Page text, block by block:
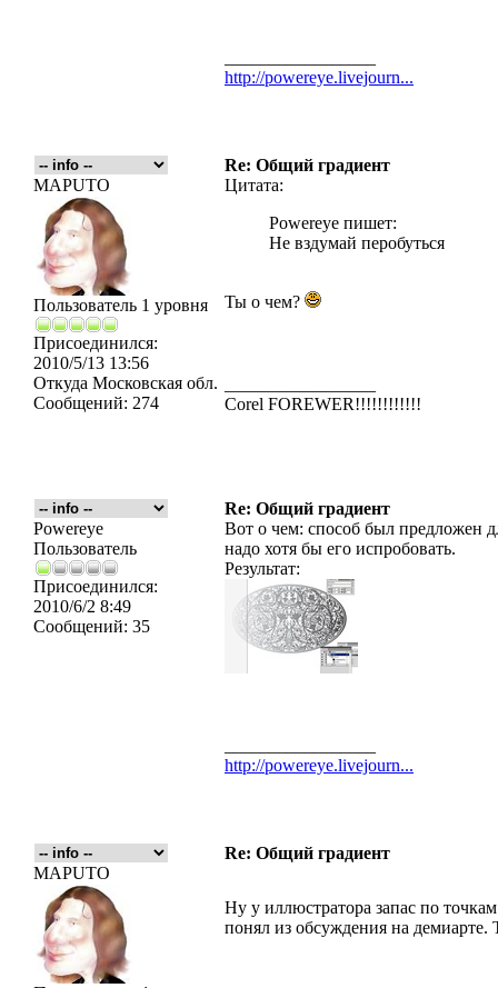
http://powereye.livejourn...
Re: Общий градиент
MAPUTO
Пользователь 1 уровня
Присоединился:
2010/5/13 13:56
Откуда Московская обл.
Сообщений: 274
Цитата:
Powereye пишет:
Не вздумай перобуться
Ты о чем?
Corel FOREWER!!!!!!!!!!!!
Re: Общий градиент
Powereye
Пользователь
Присоединился:
2010/6/2 8:49
Сообщений: 35
Вот о чем: способ был предложен
надо хотя бы его испробовать.
Результат:
http://powereye.livejourn...
Re: Общий градиент
MAPUTO
Ну у иллюстратора запас по
понял из обсуждения на демиарте.